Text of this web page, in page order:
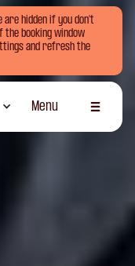
hidden if you don't
the booking window
and refresh the
Menu